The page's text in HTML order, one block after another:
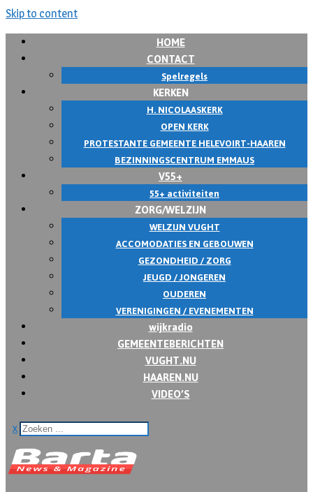
Skip to content
HOME
CONTACT
Spelregels
KERKEN
H. NICOLAASKERK
OPEN KERK
PROTESTANTE GEMEENTE HELEVOIRT-HAAREN
BEZINNINGSCENTRUM EMMAUS
V55+
55+ activiteiten
ZORG/WELZIJN
WELZIJN VUGHT
ACCOMODATIES EN GEBOUWEN
GEZONDHEID / ZORG
JEUGD / JONGEREN
OUDEREN
VERENIGINGEN / EVENEMENTEN
wijkradio
GEMEENTEBERICHTEN
VUGHT.NU
HAAREN.NU
VIDEO’S
x